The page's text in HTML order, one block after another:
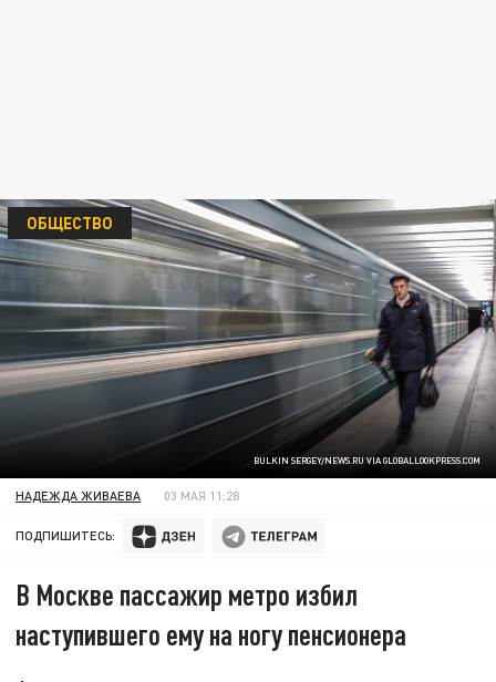
BULKIN SERGEY/NEWS.RU VIA GLOBALLOOKPRESS.COM
ОБЩЕСТВО
НАДЕЖДА ЖИВАЕВА 03 МАЯ 11:28
ПОДПИШИТЕСЬ:
В Москве пассажир метро избил
наступившего ему на ногу пенсионера